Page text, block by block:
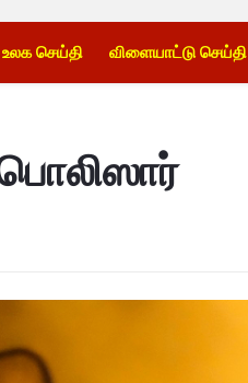
உலக செய்தி விளையாட்டு செய்தி
பொலிஸார்